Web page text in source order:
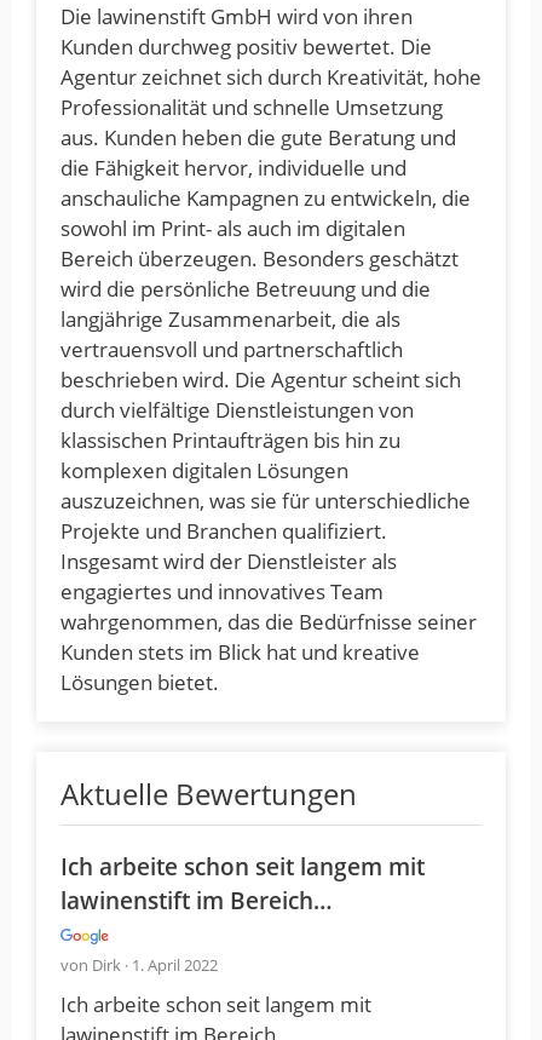
Die lawinenstift GmbH wird von ihren
Kunden durchweg positiv bewertet. Die
Agentur zeichnet sich durch Kreativität, hohe
Professionalität und schnelle Umsetzung
aus. Kunden heben die gute Beratung und
die Fähigkeit hervor, individuelle und
anschauliche Kampagnen zu entwickeln, die
sowohl im Print- als auch im digitalen
Bereich überzeugen. Besonders geschätzt
wird die persönliche Betreuung und die
langjährige Zusammenarbeit, die als
vertrauensvoll und partnerschaftlich
beschrieben wird. Die Agentur scheint sich
durch vielfältige Dienstleistungen von
klassischen Printaufträgen bis hin zu
komplexen digitalen Lösungen
auszuzeichnen, was sie für unterschiedliche
Projekte und Branchen qualifiziert.
Insgesamt wird der Dienstleister als
engagiertes und innovatives Team
wahrgenommen, das die Bedürfnisse seiner
Kunden stets im Blick hat und kreative
Lösungen bietet.
Aktuelle Bewertungen
Ich arbeite schon seit langem mit
lawinenstift im Bereich…
von Dirk · 1. April 2022
Ich arbeite schon seit langem mit
lawinenstift im Bereich